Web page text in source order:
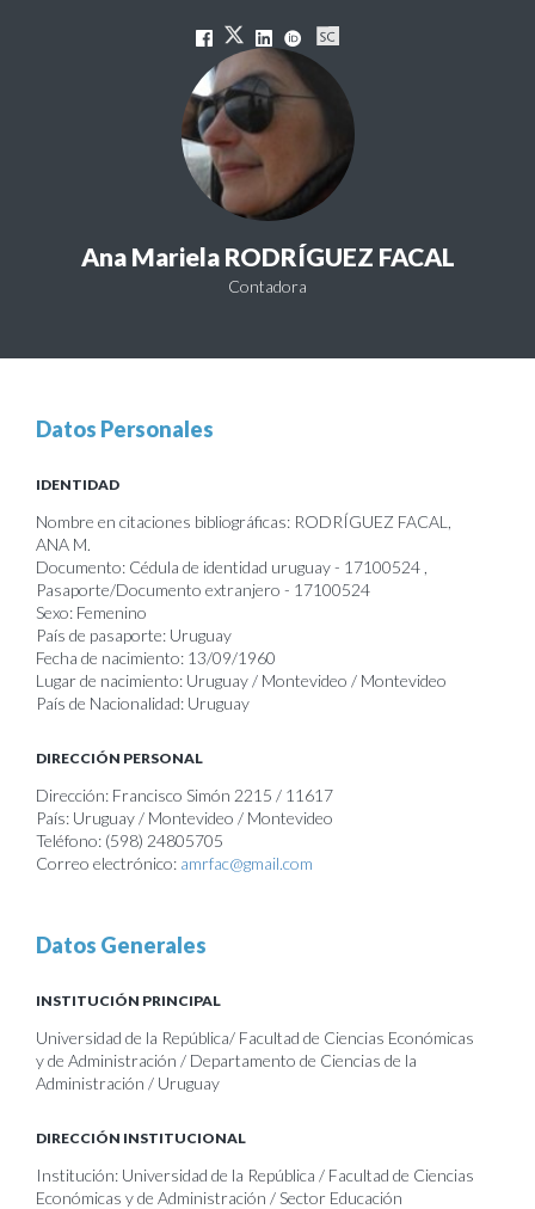
Ana Mariela RODRÍGUEZ FACAL
Contadora
Datos Personales
IDENTIDAD
Nombre en citaciones bibliográficas: RODRÍGUEZ FACAL,
ANA M.
Documento: Cédula de identidad uruguay - 17100524 ,
Pasaporte/Documento extranjero - 17100524
Sexo: Femenino
País de pasaporte: Uruguay
Fecha de nacimiento: 13/09/1960
Lugar de nacimiento: Uruguay / Montevideo / Montevideo
País de Nacionalidad: Uruguay
DIRECCIÓN PERSONAL
Dirección: Francisco Simón 2215 / 11617
País: Uruguay / Montevideo / Montevideo
Teléfono: (598) 24805705
Correo electrónico: amrfac@gmail.com
Datos Generales
INSTITUCIÓN PRINCIPAL
Universidad de la República/ Facultad de Ciencias Económicas
y de Administración / Departamento de Ciencias de la
Administración / Uruguay
DIRECCIÓN INSTITUCIONAL
Institución: Universidad de la República / Facultad de Ciencias
Económicas y de Administración / Sector Educación